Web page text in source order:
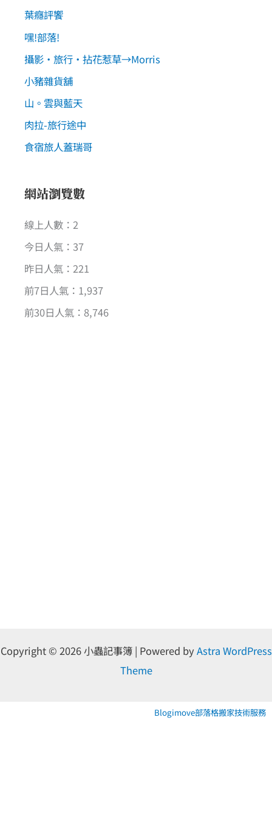
葉癮評饗
嘿!部落!
攝影‧旅行‧拈花惹草→Morris
小豬雜貨舖
山。雲與藍天
肉拉-旅行途中
食宿旅人蓋瑞哥
網站瀏覽數
線上人數：2
今日人氣：37
昨日人氣：221
前7日人氣：1,937
前30日人氣：8,746
Copyright © 2026 小蟲記事簿 | Powered byAstra WordPress
Theme
Blogimove部落格搬家技術服務